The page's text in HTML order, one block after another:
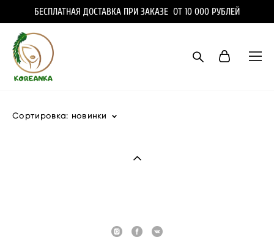
БЕСПЛАТНАЯ ДОСТАВКА ПРИ ЗАКАЗЕ ОТ 10 000 РУБЛЕЙ
Сортировка: новинки